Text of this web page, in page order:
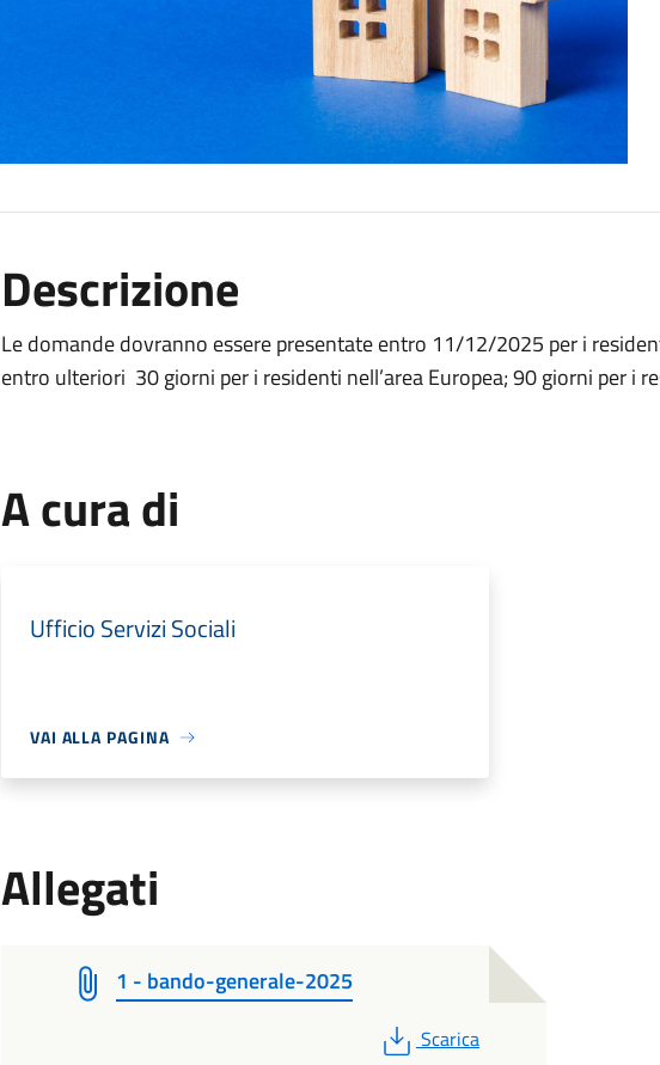
Descrizione
Le domande dovranno essere presentate entro 11/12/2025 per i
entro ulteriori 30 giorni per i residenti nell’area Europea; 90 giorni per i
A cura di
Ufficio Servizi Sociali
VAI ALLA PAGINA
Allegati
1 - bando-generale-2025
PDF
Scarica